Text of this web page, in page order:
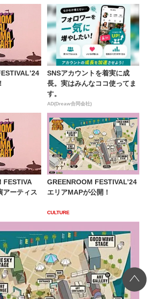
SNSアカウントを着実に成
長。実はみんなココ使ってま
す。
AD(Dreaw合同会社)
FESTIVA
アーティス
GREENROOM FESTIVAL’24
エリアMAPが公開！
CULTURE